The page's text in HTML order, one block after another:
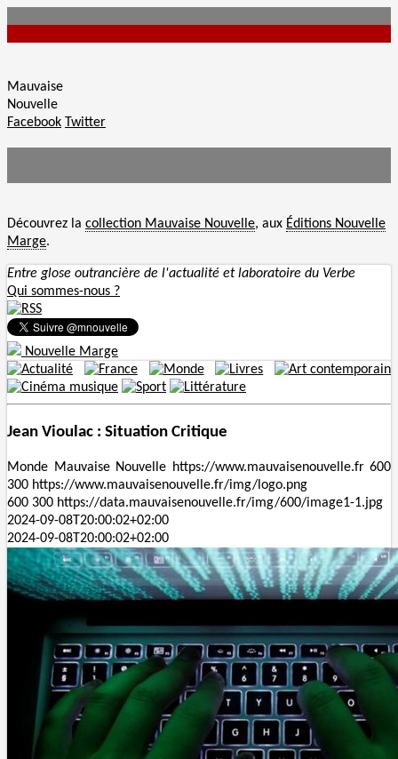
Mauvaise
Nouvelle
Facebook Twitter
Découvrez la collection Mauvaise Nouvelle, aux Éditions Nouvelle
Marge.
Entre glose outrancière de l'actualité et laboratoire du Verbe
Qui sommes-nous ?
Nouvelle Marge
Jean Vioulac : Situation Critique
Monde Mauvaise Nouvelle https://www.mauvaisenouvelle.fr 600
300 https://www.mauvaisenouvelle.fr/img/logo.png
600 300 https://data.mauvaisenouvelle.fr/img/600/image1-1.jpg
2024-09-08T20:00:02+02:00
2024-09-08T20:00:02+02:00